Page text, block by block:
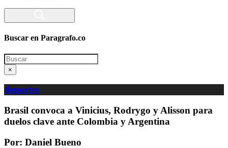
Buscar en Paragrafo.co
Search
×
deportes
Brasil convoca a Vinicius, Rodrygo y Alisson para
duelos clave ante Colombia y Argentina
Por: Daniel Bueno